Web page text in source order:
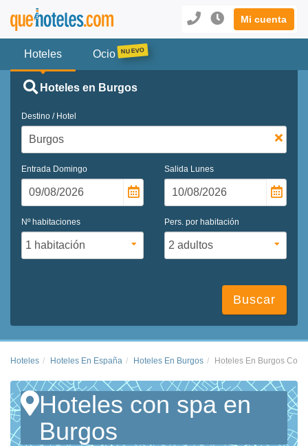
Mi cuenta
Hoteles Ocio
Hoteles en Burgos
Destino / Hotel
Entrada Domingo Salida Lunes
Nº habitaciones Pers. por habitación
Buscar
Hoteles Hoteles En España Hoteles En Burgos Hoteles En Burgos Con
Hoteles con spa en
Burgos